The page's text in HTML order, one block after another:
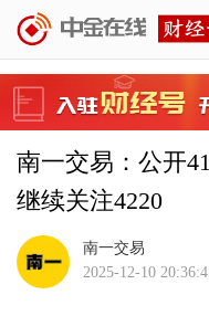
南一交易：公开
继续关注4220
南一交易
2025-12-10